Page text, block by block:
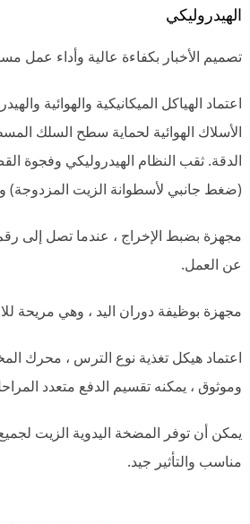
الهيدروليكي
تصميم الأخبار بكفاءة عالية وأداء عمل
اعتماد الهياكل الميكانيكية والهوائية
الأسلاك الهوائية لحماية سطح السلك
الدقة. ثقب النظام الهيدروليكي وفجوة
(ضغط جانبي لأسطوانة الزيت المزدوجة)
مجهزة بضبط الإخراج ، عندما تصل إلى رقم
عن العمل.
مجهزة بوظيفة دوران اليد ، وهي مريحة
اعتماد هيكل تغذية نوع الترس ، محرك
وموثوق ، يمكنه تقسيم الدفع متعدد
يمكن أن توفر المضخة اليدوية الزيت
مناسب والتأثير جيد.